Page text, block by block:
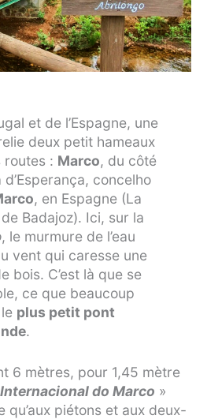
et de l’Espagne, une
deux petit hameaux
routes : Marco, du côté
concelho
, en Espagne (La
Badajoz). Ici, sur la
, le murmure de l’eau
vent qui caresse une
bois. C’est là que se
ce que beaucoup
plus petit pont
.
6 mètres, pour 1,45 mètre
do Marco »
qu’aux piétons et aux deux-